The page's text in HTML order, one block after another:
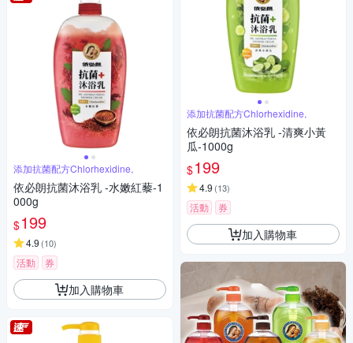
添加抗菌配方Chlorhexidine,
依必朗抗菌沐浴乳 -水嫩紅藜-1
000g
$199
4.9 (10)
活動 券
加入購物車
添加抗菌配方Chlorhexidine,
依必朗抗菌沐浴乳 -清爽小黃
瓜-1000g
$199
4.9 (13)
活動 券
加入購物車